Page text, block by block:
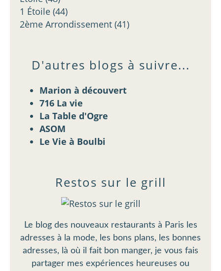
1 Étoile (44)
2ème Arrondissement (41)
Restos sur le grill
Le blog des nouveaux restaurants à Paris les
adresses à la mode, les bons plans, les bonnes
adresses, là où il fait bon manger, je vous fais
partager mes expériences heureuses ou
D'autres blogs à suivre...
Marion à découvert
716 La vie
La Table d'Ogre
ASOM
Le Vie à Boulbi